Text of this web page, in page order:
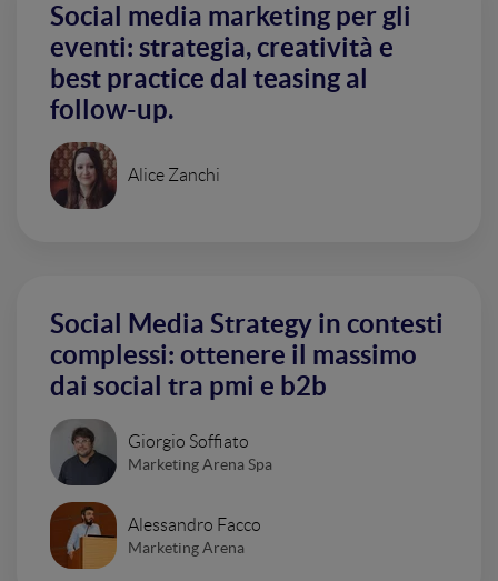
Social media marketing per gli
eventi: strategia, creatività e
best practice dal teasing al
follow-up.
Alice Zanchi
Social Media Strategy in contesti
complessi: ottenere il massimo
dai social tra pmi e b2b
Giorgio Soffiato
Marketing Arena Spa
Alessandro Facco
Marketing Arena